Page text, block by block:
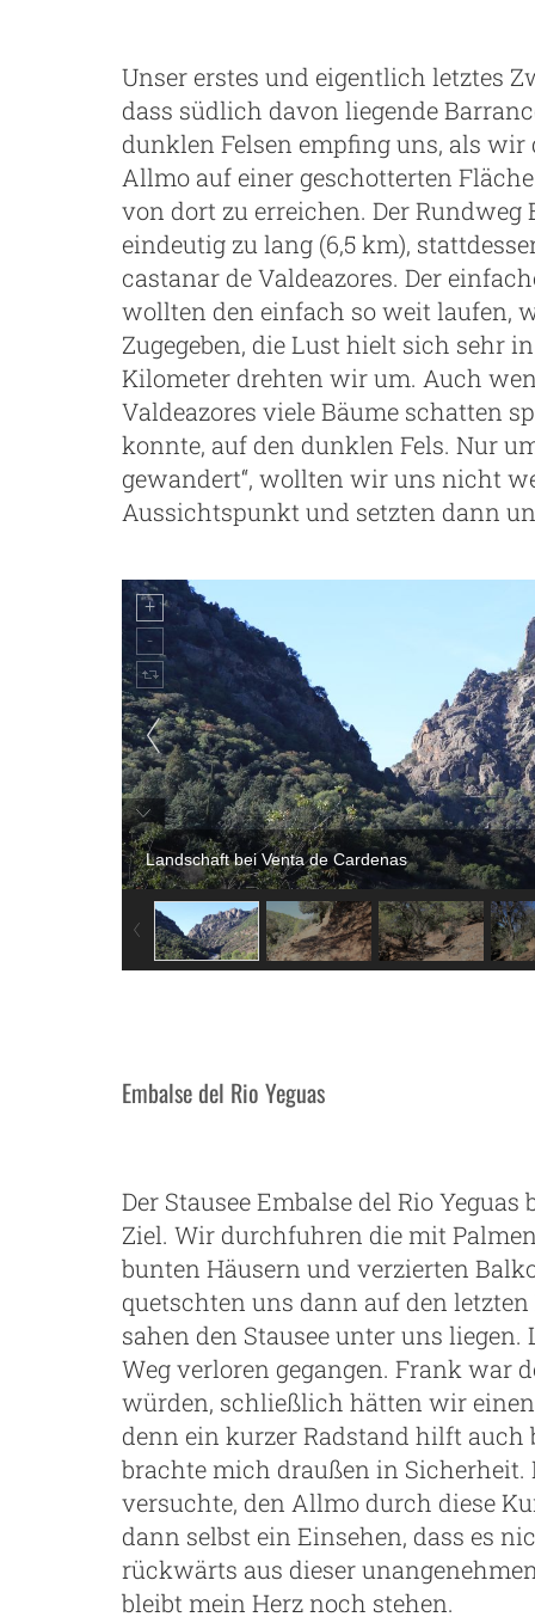
Unser erstes und eigentlich letztes
dass südlich davon liegende
dunklen Felsen empfing uns, als
Allmo auf einer geschotterten
von dort zu erreichen. Der Rundweg
eindeutig zu lang (6,5 km),
castanar de Valdeazores. Der
wollten den einfach so weit laufen,
Zugegeben, die Lust hielt sich sehr
Kilometer drehten wir um. Auch
Valdeazores viele Bäume schatten
konnte, auf den dunklen Fels. Nur
gewandert“, wollten wir uns nicht
Aussichtspunkt und setzten dann
Landschaft bei Venta de Cardenas
Embalse del Rio Yeguas
Der Stausee Embalse del Rio
Ziel. Wir durchfuhren die mit
bunten Häusern und verzierten
quetschten uns dann auf den
sahen den Stausee unter uns
Weg verloren gegangen. Frank war
würden, schließlich hätten wir
denn ein kurzer Radstand hilft auch
brachte mich draußen in
versuchte, den Allmo durch diese
dann selbst ein Einsehen, dass es
rückwärts aus dieser
bleibt mein Herz noch stehen.